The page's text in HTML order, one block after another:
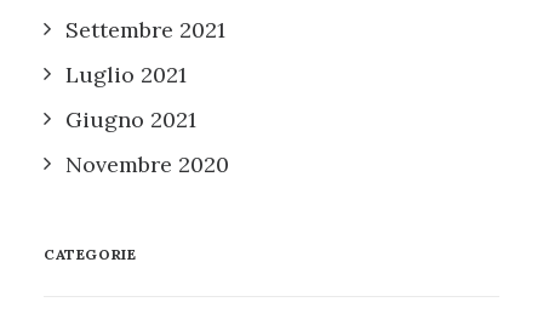
Settembre 2021
Luglio 2021
Giugno 2021
Novembre 2020
CATEGORIE